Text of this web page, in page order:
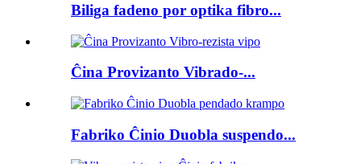
Biliga fadeno por optika fibro...
Ĉina Provizanto Vibrado-...
Fabriko Ĉinio Duobla suspendo...